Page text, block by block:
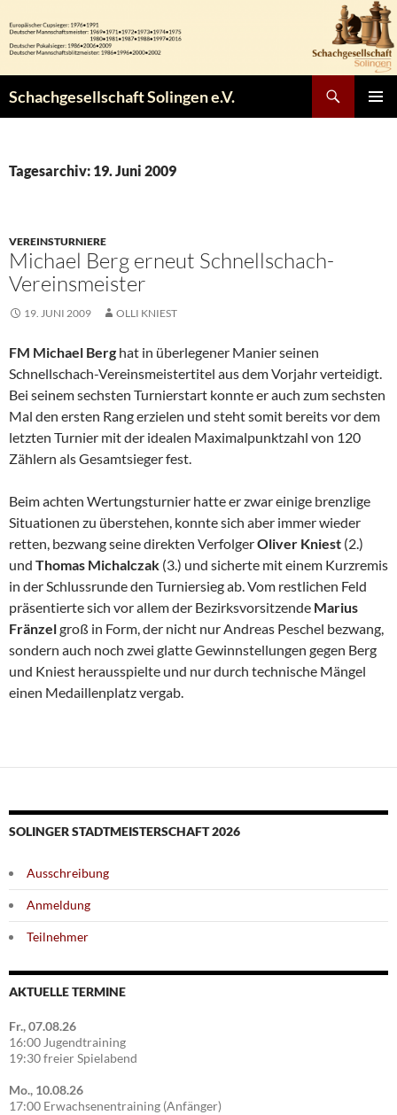
Inhalt
springen
Schachgesellschaft Solingen e.V.
Tagesarchiv: 19. Juni 2009
VEREINSTURNIERE
Michael Berg erneut Schnellschach-
Vereinsmeister
19. JUNI 2009 OLLI KNIEST
FM Michael Berg hat in überlegener Manier seinen
Schnellschach-Vereinsmeistertitel aus dem Vorjahr verteidigt.
Bei seinem sechsten Turnierstart konnte er auch zum sechsten
Mal den ersten Rang erzielen und steht somit bereits vor dem
letzten Turnier mit der idealen Maximalpunktzahl von 120
Zählern als Gesamtsieger fest.
Beim achten Wertungsturnier hatte er zwar einige brenzlige
Situationen zu überstehen, konnte sich aber immer wieder
retten, bezwang seine direkten VerfolgerOliver Kniest (2.)
und Thomas Michalczak (3.) und sicherte mit einem Kurzremis
in der Schlussrunde den Turniersieg ab. Vom restlichen Feld
präsentierte sich vor allem der Bezirksvorsitzende Marius
Fränzelgroß in Form, der nicht nur Andreas Peschel bezwang,
sondern auch noch zwei glatte Gewinnstellungen gegen Berg
und Kniest herausspielte und nur durch technische Mängel
einen Medaillenplatz vergab.
SOLINGER STADTMEISTERSCHAFT 2026
Ausschreibung
Anmeldung
Teilnehmer
AKTUELLE TERMINE
Fr., 07.08.26
16:00 Jugendtraining
19:30 freier Spielabend
Mo., 10.08.26
17:00 Erwachsenentraining (Anfänger)